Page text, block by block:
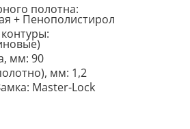
полотна:
+ Пенополистирол
мм: 90
мм: 1,2
Master-Lock